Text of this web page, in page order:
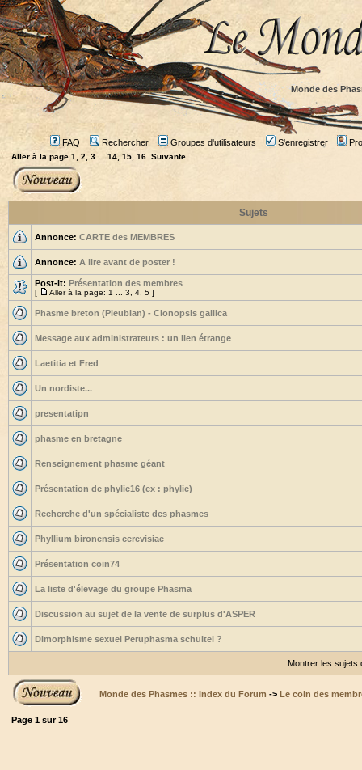
Monde des
FAQ Rechercher Groupes d'utilisateurs S'enregistrer
Aller à la page 1 2 3 ...14 15 16 Suivante
Sujets
Annonce: CARTE des MEMBRES
Annonce: A lire avant de poster !
Post-it: Présentation des membres
[ Aller à la page: 1 3 4 5 ]
Phasme breton (Pleubian) - Clonopsis gallica
Message aux administrateurs : un lien étrange
Laetitia et Fred
Un nordiste...
presentatipn
phasme en bretagne
Renseignement phasme géant
Présentation de phylie16 (ex : phylie)
Recherche d'un spécialiste des phasmes
Phyllium bironensis cerevisiae
Présentation coin74
La liste d'élevage du groupe Phasma
Discussion au sujet de la vente de surplus d'ASPER
Dimorphisme sexuel Peruphasma schultei ?
Montrer les sujets
Monde des Phasmes :: Index du Forum -> Le coin des
Page 1 sur16